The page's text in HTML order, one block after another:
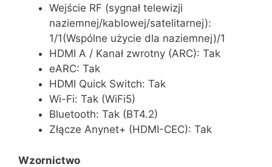
Wejście RF (sygnał telewizji
naziemnej/kablowej/satelitarnej):
1/1(Wspólne użycie dla naziemnej)/1
HDMI A / Kanał zwrotny (ARC): Tak
eARC: Tak
HDMI Quick Switch: Tak
Wi-Fi: Tak (WiFi5)
Bluetooth: Tak (BT4.2)
Złącze Anynet+ (HDMI-CEC): Tak
Wzornictwo